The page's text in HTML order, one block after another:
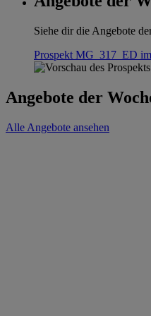
Siehe dir die Angebote
Prospekt MG_317_ED
Angebote der
Alle Angebote ansehen